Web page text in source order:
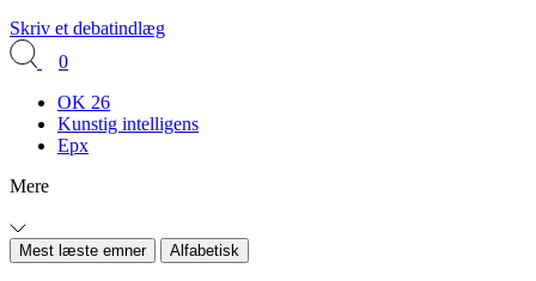
Skriv et debatindlæg
0
OK 26
Kunstig intelligens
Epx
Mere
Mest læste emner Alfabetisk